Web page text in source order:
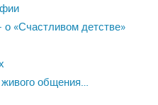
«Счастливом детстве»
общения…